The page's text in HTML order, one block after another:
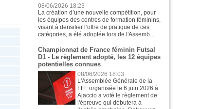
08/06/2026 18:23
La création d’une nouvelle compétition, pour
les équipes des centres de formation féminins,
visant à densifier l’offre de pratique de ces
catégories, a été adoptée lors de l'Assemb...
Championnat de France féminin Futsal
D1 - Le règlement adopté, les 12 équipes
potentielles connues
08/06/2026 18:03
L'Assemblée Générale de la
FFF organisée le 6 juin 2026 à
Ajaccio a voté le règlement de
l'épreuve qui débutera à